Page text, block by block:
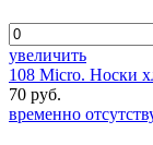
увеличить
108 Micro. Носки
70 руб.
временно